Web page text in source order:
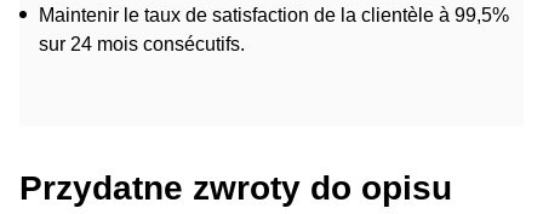
Maintenir le taux de satisfaction de la clientèle à 99,5%
sur 24 mois consécutifs.
Przydatne zwroty do opisu